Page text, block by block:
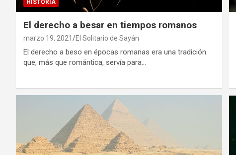
HISTORIA
El derecho a besar en tiempos romanos
marzo 19, 2021 El Solitario de Sayán
El derecho a beso en épocas romanas era una tradición
que, más que romántica, servía para…